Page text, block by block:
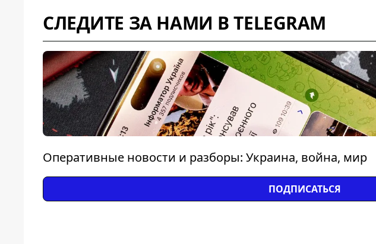
СЛЕДИТЕ ЗА НАМИ В TELEGRAM
Оперативные новости и разборы: Украина, война, мир
ПОДПИСАТЬСЯ